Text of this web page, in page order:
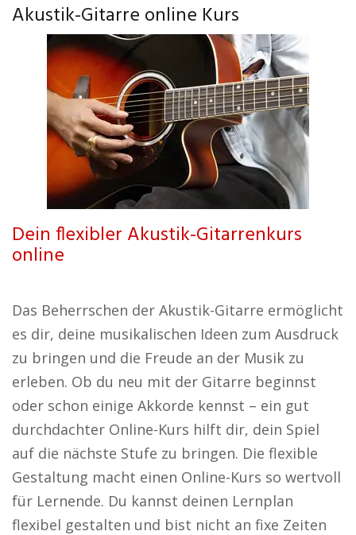
Akustik-Gitarre online Kurs
Dein flexibler Akustik-Gitarrenkurs
online
Das Beherrschen der Akustik-Gitarre ermöglicht
es dir, deine musikalischen Ideen zum Ausdruck
zu bringen und die Freude an der Musik zu
erleben. Ob du neu mit der Gitarre beginnst
oder schon einige Akkorde kennst – ein gut
durchdachter Online-Kurs hilft dir, dein Spiel
auf die nächste Stufe zu bringen. Die flexible
Gestaltung macht einen Online-Kurs so wertvoll
für Lernende. Du kannst deinen Lernplan
flexibel gestalten und bist nicht an fixe Zeiten